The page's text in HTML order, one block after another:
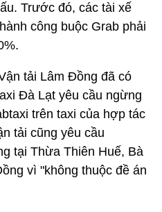
Trước đó, các tài xế
công buộc Grab phải
tải Lâm Đồng đã có
Đà Lạt yêu cầu ngừng
trên taxi của hợp tác
tải cũng yêu cầu
tại Thừa Thiên Huế, Bà
vì "không thuộc đề án